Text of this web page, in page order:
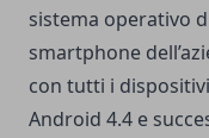
sistema operativo
smartphone
con tutti i
Android 4.4 e